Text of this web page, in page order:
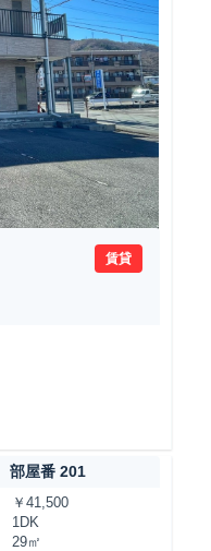
賃貸
部屋番 201
￥41,500
1DK
29㎡